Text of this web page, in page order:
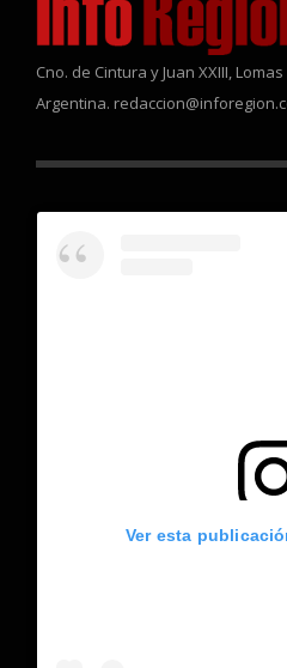
Cno. de Cintura y Juan XXIII,
Argentina.
Ver esta